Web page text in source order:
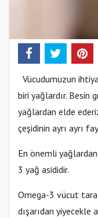
Vücudumuzun
biri yağlardır. Besin
yağlardan elde
çeşidinin ayrı ayrı
En önemli
3 yağ asididir.
Omega-3 vücut
dışarıdan yiyecekle